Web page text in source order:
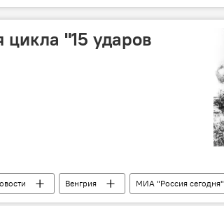
Новости Душанбе
"15 ударов
Венгрия
МИА "Россия сегодня"